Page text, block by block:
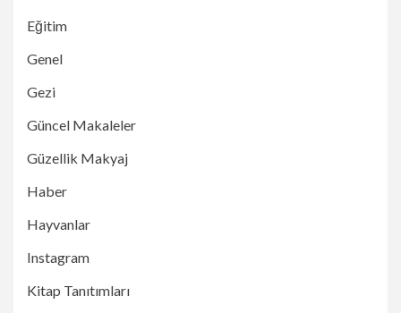
Eğitim
Genel
Gezi
Güncel Makaleler
Güzellik Makyaj
Haber
Hayvanlar
Instagram
Kitap Tanıtımları